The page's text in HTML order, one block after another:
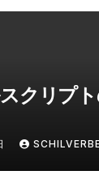
クリプト